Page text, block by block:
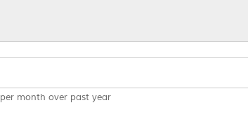
month over past year